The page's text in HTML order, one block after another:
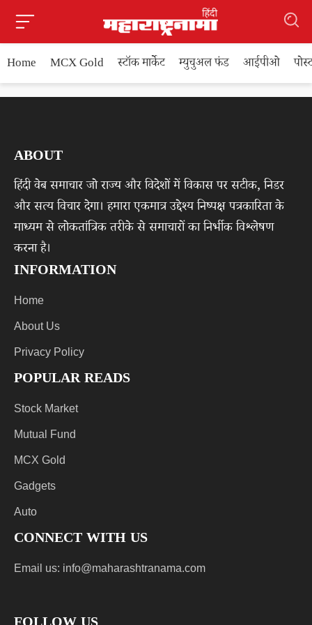
Home MCX Gold स्टॉक मार्केट म्युचुअल फंड आईपीओ
ABOUT
हिंदी वेब समाचार जो राज्य और विदेशों में विकास पर सटीक, निडर
और सत्य विचार देगा। हमारा एकमात्र उद्देश्य निष्पक्ष पत्रकारिता के
माध्यम से लोकतांत्रिक तरीके से समाचारों का निर्भीक विश्लेषण
करना है।
INFORMATION
Home
About Us
Privacy Policy
POPULAR READS
Stock Market
Mutual Fund
MCX Gold
Gadgets
Auto
CONNECT WITH US
Email us: info@maharashtranama.com